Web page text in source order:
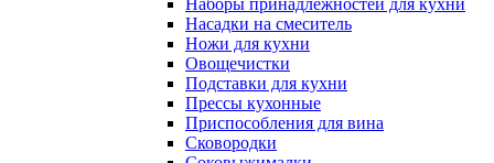
Наборы принадлежностей для кухни
Насадки на смеситель
Ножи для кухни
Овощечистки
Подставки для кухни
Прессы кухонные
Приспособления для вина
Сковородки